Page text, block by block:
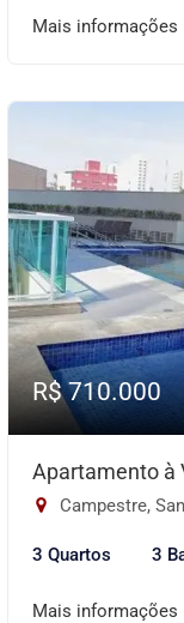
Mais informações
R$ 710.000
Apartamento à
Campestre,
3 Quartos 3
Mais informações